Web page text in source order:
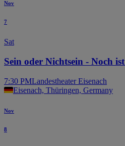
Nov
7
Sat
Sein oder Nichtsein - Noch
7:30 PMLandestheater Eisenach
Eisenach, Thüringen, Germany
Nov
8